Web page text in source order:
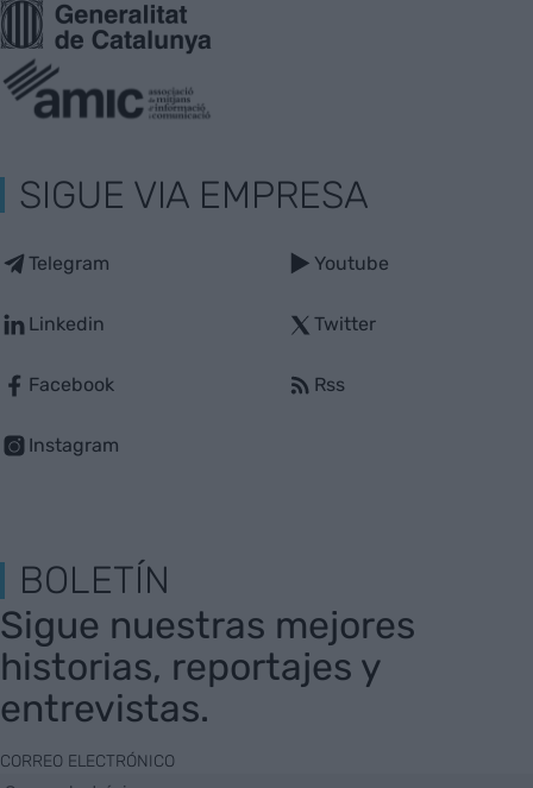
SIGUE VIA EMPRESA
Telegram
Linkedin
Facebook
Instagram
Youtube
Twitter
Rss
BOLETÍN
Sigue nuestras mejores
historias, reportajes y
entrevistas.
CORREO ELECTRÓNICO